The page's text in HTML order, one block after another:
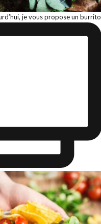
je vous propose un burrito